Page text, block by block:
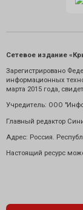
Сетевое издание
Зарегистрировано
информационных
марта 2015 года,
Учредитель: ООО
Главный редактор
Адрес: Россия.
Настоящий ресурс